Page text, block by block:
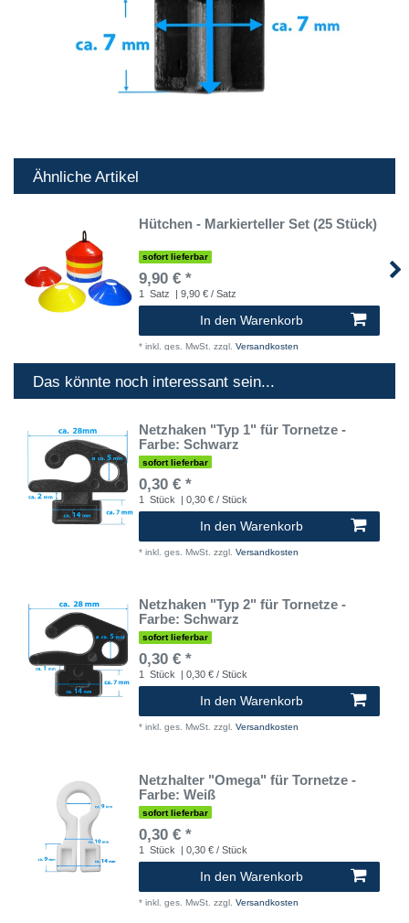
Ähnliche Artikel
Hütchen - Markierteller Set (25 Stück)
sofort lieferbar
9,90 € *
1 Satz | 9,90 € / Satz
In den Warenkorb
* inkl. ges. MwSt. zzgl. Versandkosten
Das könnte noch interessant sein...
Netzhaken "Typ 1" für Tornetze -
Farbe: Schwarz
sofort lieferbar
0,30 € *
1 Stück | 0,30 € / Stück
In den Warenkorb
* inkl. ges. MwSt. zzgl. Versandkosten
Netzhaken "Typ 2" für Tornetze -
Farbe: Schwarz
sofort lieferbar
0,30 € *
1 Stück | 0,30 € / Stück
In den Warenkorb
* inkl. ges. MwSt. zzgl. Versandkosten
Netzhalter "Omega" für Tornetze -
Farbe: Weiß
sofort lieferbar
0,30 € *
1 Stück | 0,30 € / Stück
In den Warenkorb
* inkl. ges. MwSt. zzgl. Versandkosten